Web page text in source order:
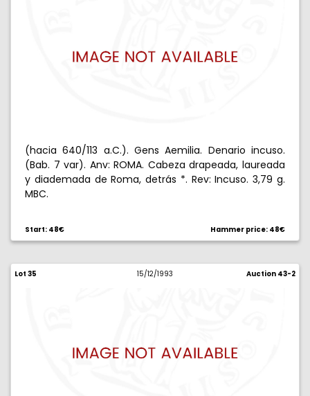
(hacia 640/113 a.C.). Gens Aemilia. Denario incuso.
(Bab. 7 var). Anv: ROMA. Cabeza drapeada, laureada
y diademada de Roma, detrás *. Rev: Incuso. 3,79 g.
MBC.
Start: 48€ Hammer price: 48€
Lot 35 15/12/1993 Auction 43-2